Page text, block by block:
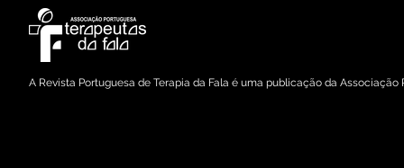
A Revista Portuguesa de Terapia da Fala é uma publicação da